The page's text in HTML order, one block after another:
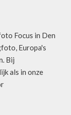
Focus in Den
Europa's
Bij
als in onze